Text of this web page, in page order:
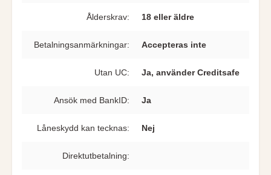
Ålderskrav: 18 eller äldre
Betalningsanmärkningar: Accepteras inte
Utan UC: Ja, använder Creditsafe
Ansök med BankID: Ja
Låneskydd kan tecknas: Nej
Direkt­utbetalning: